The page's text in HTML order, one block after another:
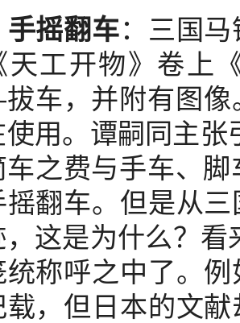
手摇翻车：三国
天工开物》卷上
车，并附有图像
使用。谭嗣同主张
之费与手车、脚
摇翻车。但是从
，这是为什么？看
统称呼之中了。
载，但日本的文